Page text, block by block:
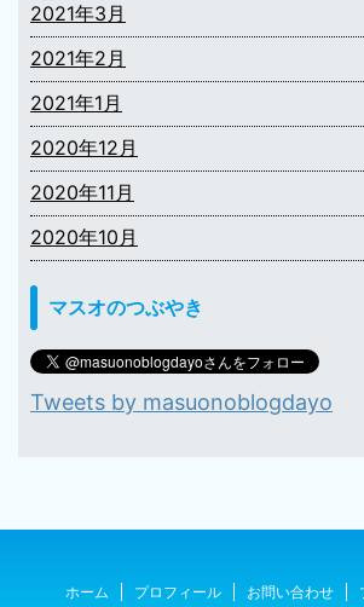
2021年3月
2021年2月
2021年1月
2020年12月
2020年11月
2020年10月
マスオのつぶやき
Tweets by masuonoblogdayo
ホーム プロフィール お問い合わせ